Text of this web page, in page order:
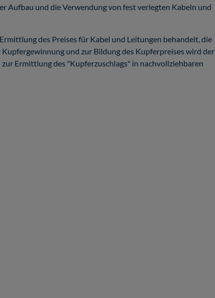
Aufbau und die Verwendung von fest verlegten Kabeln und
des Preises für Kabel und Leitungen behandelt, die
und zur Bildung des Kupferpreises wird der
Ermittlung des "Kupferzuschlags" in nachvollziehbaren